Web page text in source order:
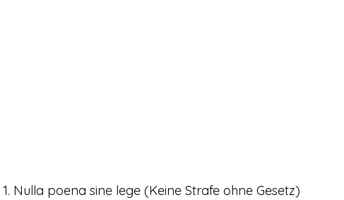
1. Nulla poena sine lege (Keine Strafe ohne Gesetz)